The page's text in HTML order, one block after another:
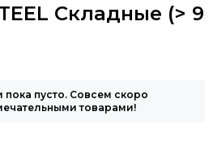
Cкладные (> 9
пока пусто. Совсем скоро
товарами!